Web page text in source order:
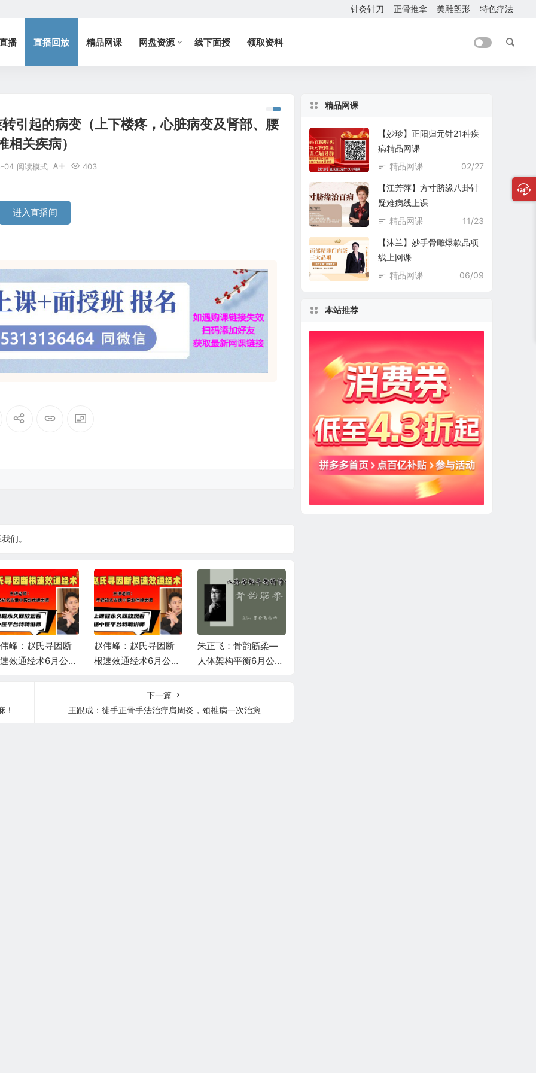
针灸针刀 正骨推拿 美雕塑形 特色疗法
播 直播回放 精品网课 网盘资源 线下面授 领取资料
引起的病变（上下楼疼，心脏病变及肾部、腰
相关疾病）
04 403
阅读模式
进入直播间
们。
峰：赵氏寻因断
效通经术6月公益
赵伟峰：赵氏寻因断
根速效通经术6月公益
朱正飞：骨韵筋柔—
人体架构平衡6月公益
！
下一篇
王跟成：徒手正骨手法治疗肩周炎，颈椎病一次治愈
精品网课
【妙珍】正阳归元针21种疾
病精品网课
02/27
精品网课
【江芳萍】方寸脐缘八卦针
疑难病线上课
11/23
精品网课
【沐兰】妙手骨雕爆款品项
线上网课
06/09
精品网课
本站推荐